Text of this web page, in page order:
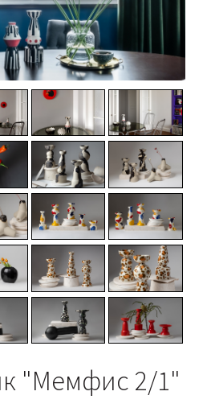
"Мемфис 2/1"